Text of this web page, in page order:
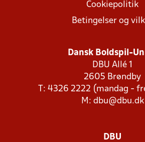
Cookiepolitik
Betingelser og
Dansk Boldspil-
DBU Allé 1
2605 Brøndby
T: 4326 2222 (mandag -
M: dbu@dbu.dk
DBU